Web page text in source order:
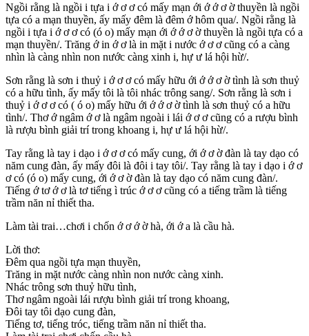
Ngồi rằng là ngồi i tựa i ớ ơ ơ có mấy mạn ới ớ ớ ơ ờ thuyền là ngồi
tựa có a mạn thuyền, ấy mấy đêm là đêm ớ hôm qua/. Ngồi rằng là
ngồi i tựa i ớ ơ ơ có (ó o) mấy mạn ới ớ ớ ơ ờ thuyền là ngồi tựa có a
mạn thuyền/. Trăng ớ in ớ ơ là in mặt i nước ớ ơ ơ cũng có a càng
nhìn là càng nhìn non nước càng xinh i, hự ư lá hội hừ/.
Sơn rằng là sơn i thuỷ i ớ ơ ơ có mấy hữu ới ớ ớ ơ ờ tình là sơn thuỷ
có a hữu tình, ấy mấy tôi là tôi nhác trông sang/. Sơn rằng là sơn i
thuỷ i ớ ơ ơ có ( ó o) mấy hữu ới ớ ớ ơ ờ tình là sơn thuỷ có a hữu
tình/. Thơ ớ ngâm ớ ơ là ngâm ngoài i lái ớ ơ ơ cũng có a rượu bình
là rượu bình giải trí trong khoang i, hự ư lá hội hừ/.
Tay rằng là tay i dạo i ớ ơ ơ có mấy cung, ới ớ ơ ờ đàn là tay dạo có
năm cung đàn, ấy mấy đôi là đôi i tay tôi/. Tay rằng là tay i dạo i ớ ơ
ơ có (ó o) mấy cung, ới ớ ơ ờ đàn là tay dạo có năm cung đàn/.
Tiếng ớ tơ ớ ơ là tơ tiếng ì trúc ớ ơ ơ cũng có a tiếng trầm là tiếng
trầm năn nỉ thiết tha.
Làm tài trai…chơi i chốn ớ ơ ớ ờ hà, ới ớ a là cầu hà.
Lời thơ:
Đêm qua ngồi tựa mạn thuyền,
Trăng in mặt nước càng nhìn non nước càng xinh.
Nhác trông sơn thuỷ hữu tình,
Thơ ngâm ngoài lái rượu bình giải trí trong khoang,
Đôi tay tôi dạo cung đàn,
Tiếng tơ, tiếng tróc, tiếng trầm năn nỉ thiết tha.